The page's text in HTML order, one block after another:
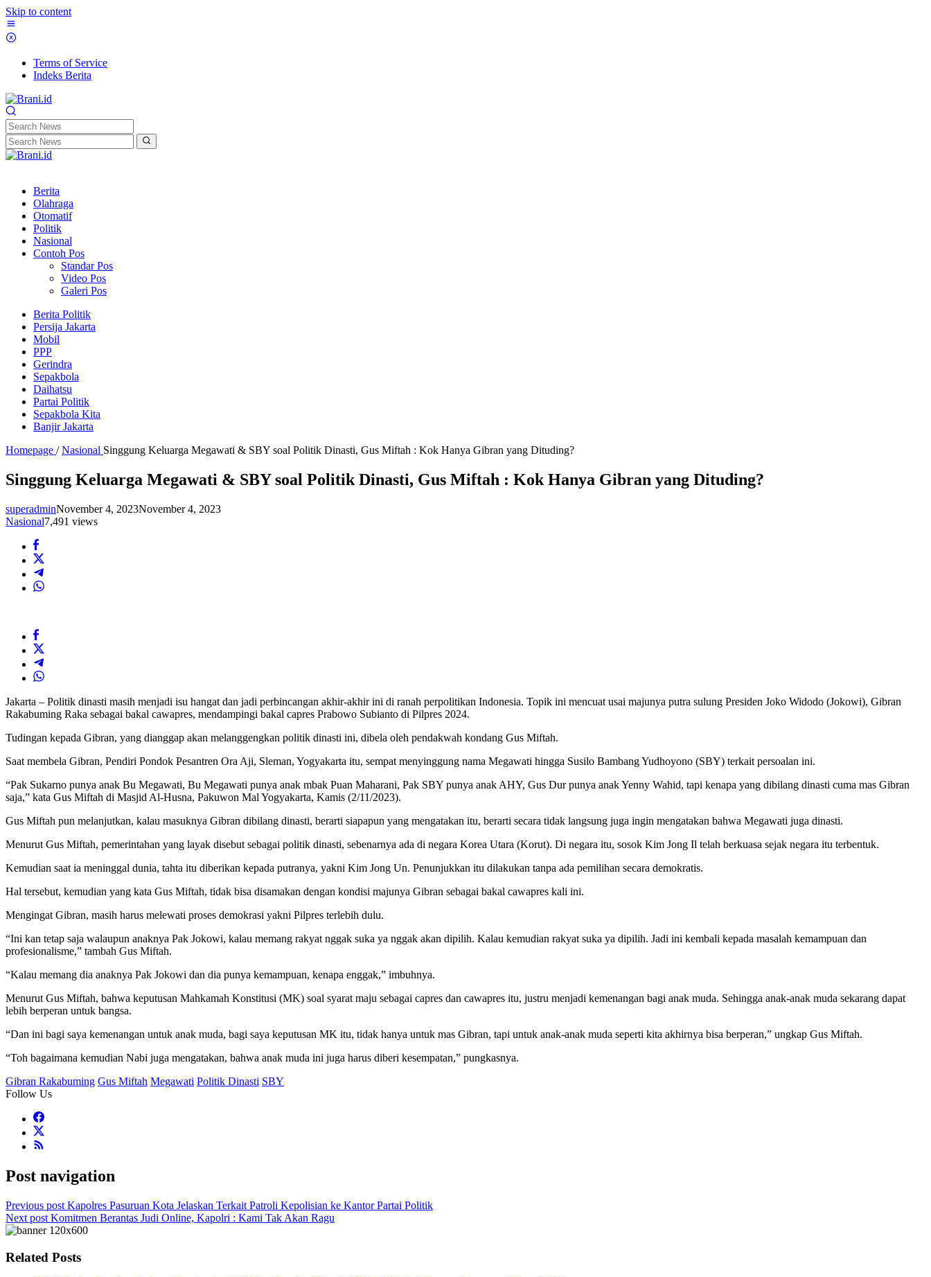
Skip to content
Terms of Service
Indeks Berita
Berita
Olahraga
Otomatif
Politik
Nasional
Contoh Pos
Standar Pos
Video Pos
Galeri Pos
Berita Politik
Persija Jakarta
Mobil
PPP
Gerindra
Sepakbola
Daihatsu
Partai Politik
Sepakbola Kita
Banjir Jakarta
Homepage / Nasional Singgung Keluarga Megawati & SBY soal Politik Dinasti, Gus Miftah : Kok Hanya Gibran yang Dituding?
Singgung Keluarga Megawati & SBY soal Politik Dinasti, Gus Miftah : Kok Hanya Gibran yang Dituding?
superadminNovember 4, 2023November 4, 2023
Nasional7,491 views
Jakarta – Politik dinasti masih menjadi isu hangat dan jadi perbincangan akhir-akhir ini di ranah perpolitikan Indonesia. Topik ini mencuat usai majunya putra sulung Presiden Joko Widodo (Jokowi), Gibran
Rakabuming Raka sebagai bakal cawapres, mendampingi bakal capres Prabowo Subianto di Pilpres 2024.
Tudingan kepada Gibran, yang dianggap akan melanggengkan politik dinasti ini, dibela oleh pendakwah kondang Gus Miftah.
Saat membela Gibran, Pendiri Pondok Pesantren Ora Aji, Sleman, Yogyakarta itu, sempat menyinggung nama Megawati hingga Susilo Bambang Yudhoyono (SBY) terkait persoalan ini.
“Pak Sukarno punya anak Bu Megawati, Bu Megawati punya anak mbak Puan Maharani, Pak SBY punya anak AHY, Gus Dur punya anak Yenny Wahid, tapi kenapa yang dibilang dinasti cuma mas Gibran
saja,” kata Gus Miftah di Masjid Al-Husna, Pakuwon Mal Yogyakarta, Kamis (2/11/2023).
Gus Miftah pun melanjutkan, kalau masuknya Gibran dibilang dinasti, berarti siapapun yang mengatakan itu, berarti secara tidak langsung juga ingin mengatakan bahwa Megawati juga dinasti.
Menurut Gus Miftah, pemerintahan yang layak disebut sebagai politik dinasti, sebenarnya ada di negara Korea Utara (Korut). Di negara itu, sosok Kim Jong Il telah berkuasa sejak negara itu terbentuk.
Kemudian saat ia meninggal dunia, tahta itu diberikan kepada putranya, yakni Kim Jong Un. Penunjukkan itu dilakukan tanpa ada pemilihan secara demokratis.
Hal tersebut, kemudian yang kata Gus Miftah, tidak bisa disamakan dengan kondisi majunya Gibran sebagai bakal cawapres kali ini.
Mengingat Gibran, masih harus melewati proses demokrasi yakni Pilpres terlebih dulu.
“Ini kan tetap saja walaupun anaknya Pak Jokowi, kalau memang rakyat nggak suka ya nggak akan dipilih. Kalau kemudian rakyat suka ya dipilih. Jadi ini kembali kepada masalah kemampuan dan
profesionalisme,” tambah Gus Miftah.
“Kalau memang dia anaknya Pak Jokowi dan dia punya kemampuan, kenapa enggak,” imbuhnya.
Menurut Gus Miftah, bahwa keputusan Mahkamah Konstitusi (MK) soal syarat maju sebagai capres dan cawapres itu, justru menjadi kemenangan bagi anak muda. Sehingga anak-anak muda sekarang dapat
lebih berperan untuk bangsa.
“Dan ini bagi saya kemenangan untuk anak muda, bagi saya keputusan MK itu, tidak hanya untuk mas Gibran, tapi untuk anak-anak muda seperti kita akhirnya bisa berperan,” ungkap Gus Miftah.
“Toh bagaimana kemudian Nabi juga mengatakan, bahwa anak muda ini juga harus diberi kesempatan,” pungkasnya.
Gibran Rakabuming Gus Miftah Megawati Politik Dinasti SBY
Follow Us
Post navigation
Previous post Kapolres Pasuruan Kota Jelaskan Terkait Patroli Kepolisian ke Kantor Partai Politik
Next post Komitmen Berantas Judi Online, Kapolri : Kami Tak Akan Ragu
Related Posts